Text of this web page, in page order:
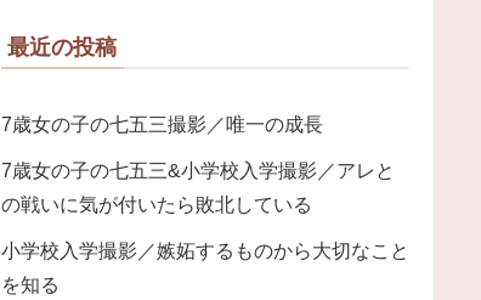
最近の投稿
7歳女の子の七五三撮影／唯一の成長
7歳女の子の七五三&小学校入学撮影／アレと
の戦いに気が付いたら敗北している
小学校入学撮影／嫉妬するものから大切なこと
を知る